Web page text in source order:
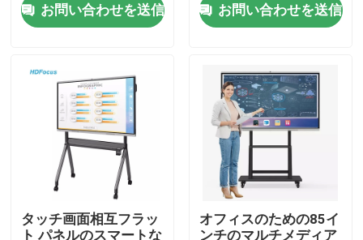
接触米国
引用を要求しなさい
相互スマートな板
55インチのスマートな板
65インチのスマートな板
お問い合わせを送信
お問い合わせを送信
タッチ画面相互フラッ
ト パネルのスマートな
オフィスのための85イ
ンチのマルチメディア